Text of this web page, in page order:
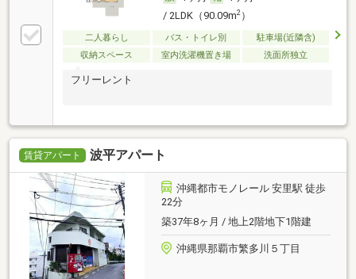
/ 2LDK（90.09m2）
二人暮らし バス・トイレ別
駐車場(近隣含)
収納スペース
室内洗濯機置き場 洗面所独立
フリーレント
賃貸アパート 波平アパート
沖縄都市モノレール 安里駅 徒歩
22分
築37年8ヶ月 / 地上2階地下1階建
沖縄県那覇市繁多川５丁目